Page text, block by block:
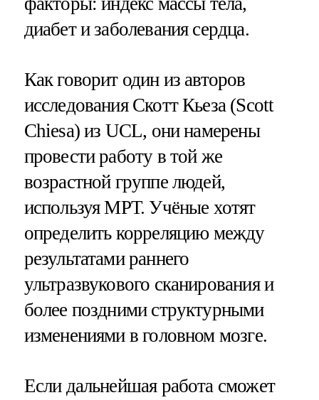
диабет и заболевания сердца.
Как говорит один из авторов
исследования Скотт Кьеза (Scott
Chiesa) из UCL, они намерены
провести работу в той же
возрастной группе людей,
используя МРТ. Учёные хотят
определить корреляцию между
результатами раннего
ультразвукового сканирования и
более поздними структурными
изменениями в головном мозге.
Если дальнейшая работа сможет